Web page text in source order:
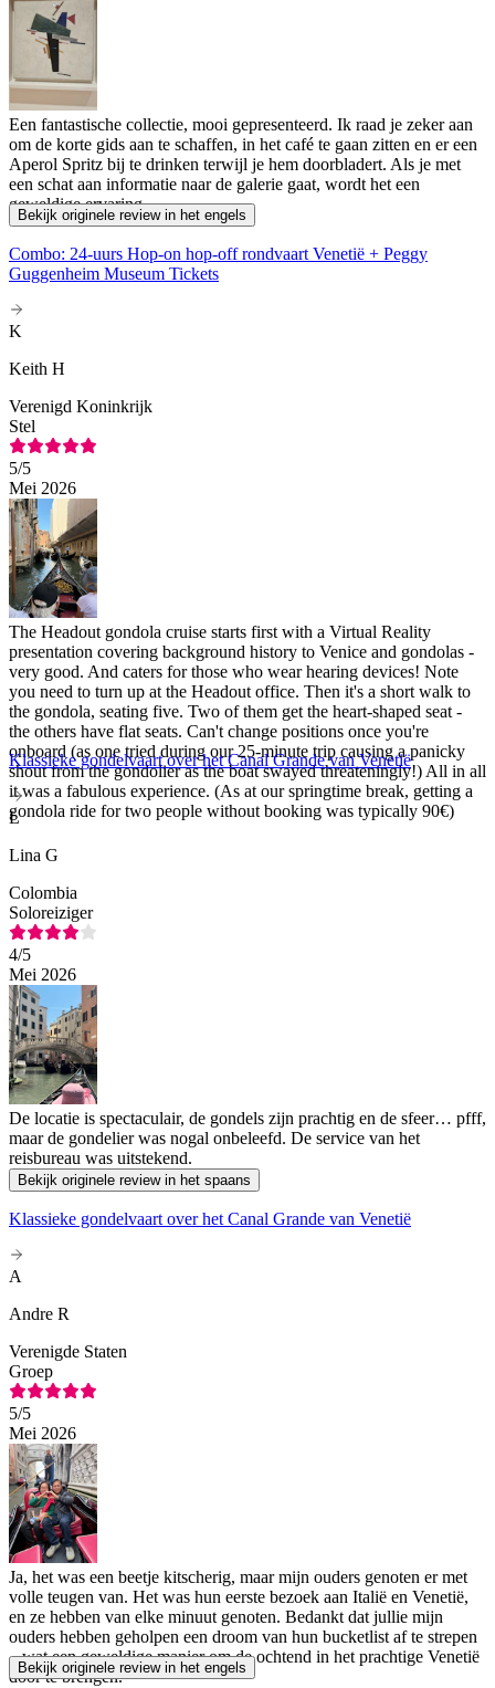
Een fantastische collectie, mooi gepresenteerd. Ik raad je zeker aan
om de korte gids aan te schaffen, in het café te gaan zitten en er een
Aperol Spritz bij te drinken terwijl je hem doorbladert. Als je met
een schat aan informatie naar de galerie gaat, wordt het een
geweldige ervaring.
Bekijk originele review in het engels
Combo: 24-uurs Hop-on hop-off rondvaart Venetië + Peggy
Guggenheim Museum Tickets
K
Keith H
Verenigd Koninkrijk
Stel
5/5
Mei 2026
The Headout gondola cruise starts first with a Virtual Reality
presentation covering background history to Venice and gondolas -
very good. And caters for those who wear hearing devices! Note
you need to turn up at the Headout office. Then it's a short walk to
the gondola, seating five. Two of them get the heart-shaped seat -
the others have flat seats. Can't change positions once you're
onboard (as one tried during our 25-minute trip causing a panicky
shout from the gondolier as the boat swayed threateningly!) All in all
it was a fabulous experience. (As at our springtime break, getting a
gondola ride for two people without booking was typically 90€)
Klassieke gondelvaart over het Canal Grande van Venetië
L
Lina G
Colombia
Soloreiziger
4/5
Mei 2026
De locatie is spectaculair, de gondels zijn prachtig en de sfeer… pfff,
maar de gondelier was nogal onbeleefd. De service van het
reisbureau was uitstekend.
Bekijk originele review in het spaans
Klassieke gondelvaart over het Canal Grande van Venetië
A
Andre R
Verenigde Staten
Groep
5/5
Mei 2026
Ja, het was een beetje kitscherig, maar mijn ouders genoten er met
volle teugen van. Het was hun eerste bezoek aan Italië en Venetië,
en ze hebben van elke minuut genoten. Bedankt dat jullie mijn
ouders hebben geholpen een droom van hun bucketlist af te strepen
– wat een geweldige manier om de ochtend in het prachtige Venetië
door te brengen.
Bekijk originele review in het engels